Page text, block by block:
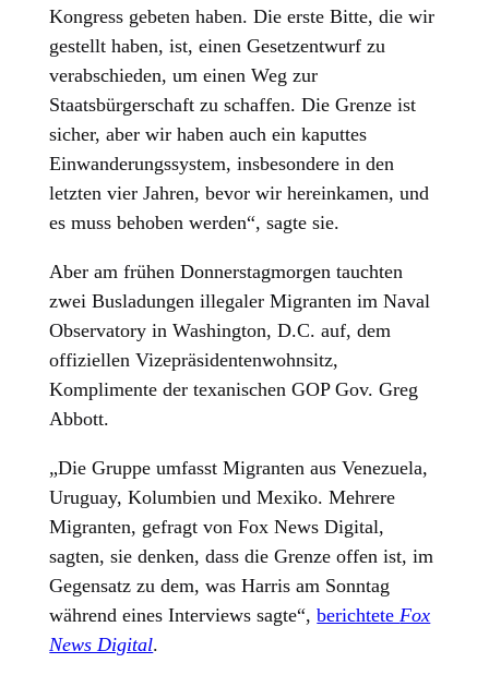
Kongress gebeten haben. Die erste Bitte, die wir
gestellt haben, ist, einen Gesetzentwurf zu
verabschieden, um einen Weg zur
Staatsbürgerschaft zu schaffen. Die Grenze ist
sicher, aber wir haben auch ein kaputtes
Einwanderungssystem, insbesondere in den
letzten vier Jahren, bevor wir hereinkamen, und
es muss behoben werden“, sagte sie.
Aber am frühen Donnerstagmorgen tauchten
zwei Busladungen illegaler Migranten im Naval
Observatory in Washington, D.C. auf, dem
offiziellen Vizepräsidentenwohnsitz,
Komplimente der texanischen GOP Gov. Greg
Abbott.
„Die Gruppe umfasst Migranten aus Venezuela,
Uruguay, Kolumbien und Mexiko. Mehrere
Migranten, gefragt von Fox News Digital,
sagten, sie denken, dass die Grenze offen ist, im
Gegensatz zu dem, was Harris am Sonntag
während eines Interviews sagte“,berichteteFox
News Digital.